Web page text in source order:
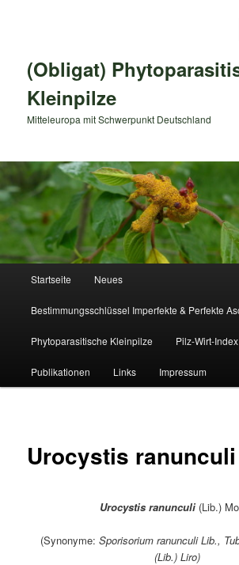
(Obligat)
Kleinpilze
Mitteleuropa mit Schwerpunkt Deutschland
Startseite Neues
Bestimmungsschlüssel Imperfekte & Perfekte
Phytoparasitische Kleinpilze Pilz-Wirt-Index
Publikationen Links Impressum
Urocystis ranunculi
Urocystis ranunculi (Lib.)
(Synonyme: Sporisorium ranunculiLib.,
(Lib.) Liro)